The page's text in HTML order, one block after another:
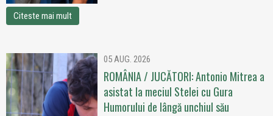
Citeste mai mult
05 AUG. 2026
ROMÂNIA / JUCĂTORI: Antonio Mitrea a
asistat la meciul Stelei cu Gura
Humorului de lângă unchiul său